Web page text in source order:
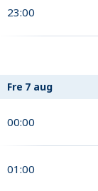
23:00
Fre 7 aug
00:00
01:00